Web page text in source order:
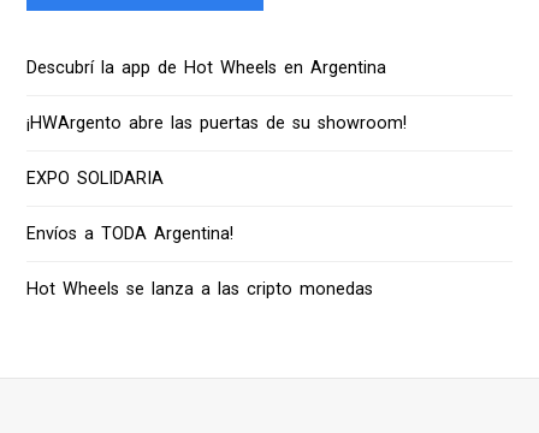
Descubrí la app de Hot Wheels en Argentina
¡HWArgento abre las puertas de su showroom!
EXPO SOLIDARIA
Envíos a TODA Argentina!
Hot Wheels se lanza a las cripto monedas